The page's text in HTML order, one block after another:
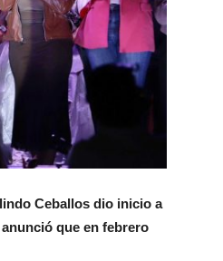
Ceballos dio inicio a
que en febrero